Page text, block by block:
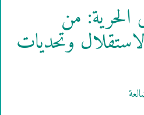
الحرية: من
وتحديات